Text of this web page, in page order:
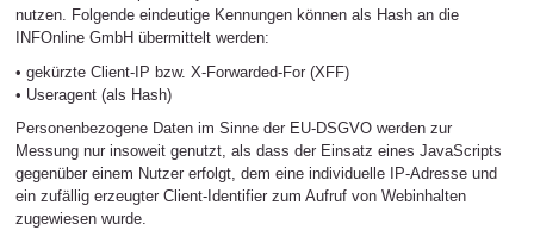
nutzen. Folgende eindeutige Kennungen können als Hash an die
INFOnline GmbH übermittelt werden:
• gekürzte Client-IP bzw. X-Forwarded-For (XFF)
• Useragent (als Hash)
Personenbezogene Daten im Sinne der EU-DSGVO werden zur
Messung nur insoweit genutzt, als dass der Einsatz eines JavaScripts
gegenüber einem Nutzer erfolgt, dem eine individuelle IP-Adresse und
ein zufällig erzeugter Client-Identifier zum Aufruf von Webinhalten
zugewiesen wurde.